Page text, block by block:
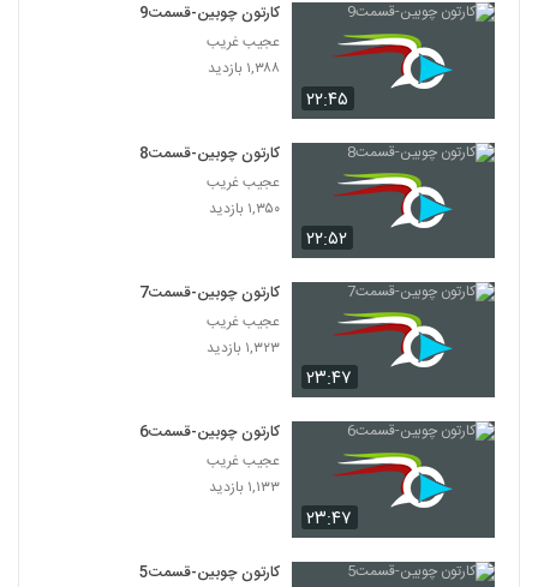
۲۲:۴۵
کارتون چوبین-قسمت9
عجیب غریب
۱,۳۸۸ بازدید
۲۲:۵۲
کارتون چوبین-قسمت8
عجیب غریب
۱,۳۵۰ بازدید
۲۳:۴۷
کارتون چوبین-قسمت7
عجیب غریب
۱,۳۲۳ بازدید
۲۳:۴۷
کارتون چوبین-قسمت6
عجیب غریب
۱,۱۳۳ بازدید
کارتون چوبین-قسمت5